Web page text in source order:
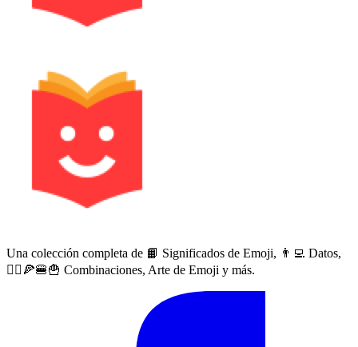
Una colección completa de 📙 Significados de Emoji, 👨‍💻 Datos,
🙅‍♀️🍕🍔🍟 Combinaciones, Arte de Emoji y más.